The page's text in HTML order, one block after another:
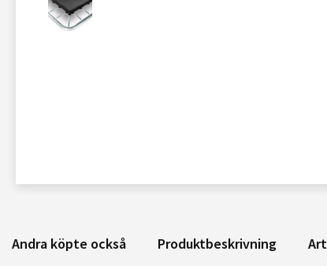
Andra köpte också Produktbeskrivning